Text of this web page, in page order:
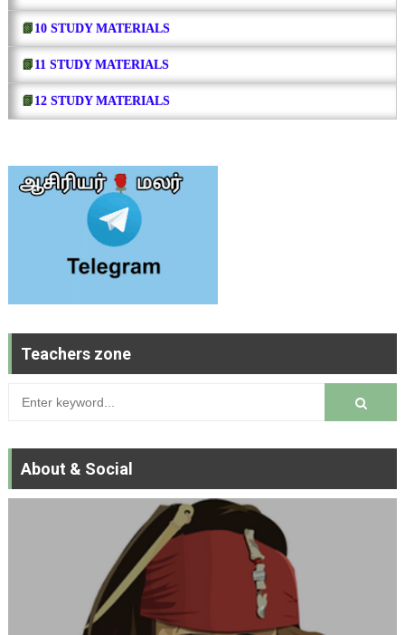
📗 10 STUDY MATERIALS
📗 11 STUDY MATERIALS
📗 12 STUDY MATERIALS
Teachers zone
About & Social